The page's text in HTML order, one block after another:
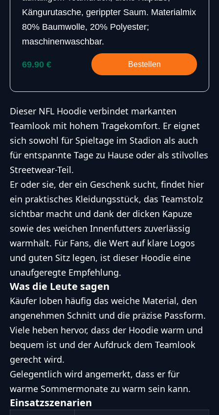
Kängurutasche, gerippter Saum. Materialmix
80% Baumwolle, 20% Polyester;
maschinenwaschbar.
69.90 € Bestellen
Dieser NFL Hoodie verbindet markanten
Teamlook mit hohem Tragekomfort. Er eignet
sich sowohl für Spieltage im Stadion als auch
für entspannte Tage zu Hause oder als stilvolles
Streetwear-Teil.
Er oder sie, der ein Geschenk sucht, findet hier
ein praktisches Kleidungsstück, das Teamstolz
sichtbar macht und dank der dicken Kapuze
sowie des weichen Innenfutters zuverlässig
warmhält. Für Fans, die Wert auf klare Logos
und guten Sitz legen, ist dieser Hoodie eine
unaufgeregte Empfehlung.
Was die Leute sagen
Käufer loben häufig das weiche Material, den
angenehmen Schnitt und die präzise Passform.
Viele heben hervor, dass der Hoodie warm und
bequem ist und der Aufdruck dem Teamlook
gerecht wird.
Gelegentlich wird angemerkt, dass er für
warme Sommermonate zu warm sein kann.
Einsatzszenarien